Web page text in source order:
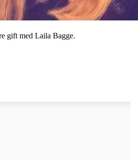
gift med Laila Bagge.